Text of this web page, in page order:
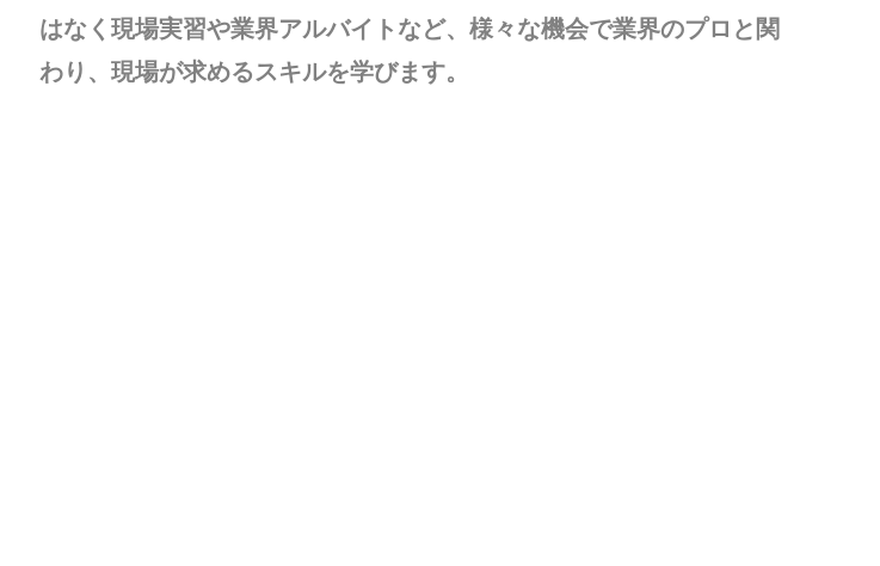
はなく現場実習や業界アルバイトなど、様々な機会で業界のプロと関
わり、現場が求めるスキルを学びます。